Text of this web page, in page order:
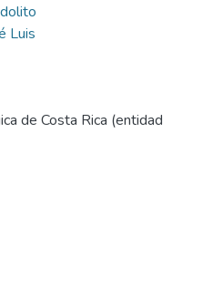
Luis
de Costa Rica (entidad